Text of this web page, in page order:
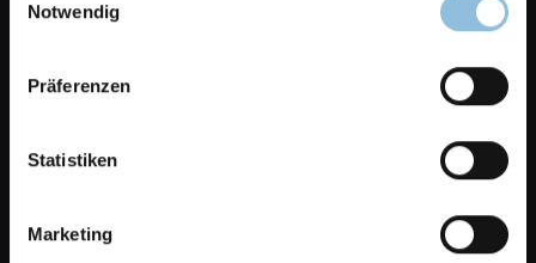
Notwendig
Präferenzen
Statistiken
Marketing
Piepersberg 36
info@dinnebier-licht.de
Opening hours